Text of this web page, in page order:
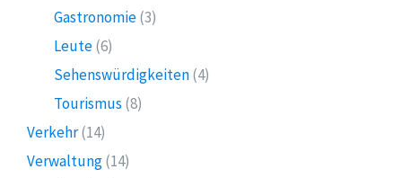
Gastronomie(3)
Leute(6)
Sehenswürdigkeiten(4)
Tourismus (8)
Verkehr(14)
Verwaltung(14)